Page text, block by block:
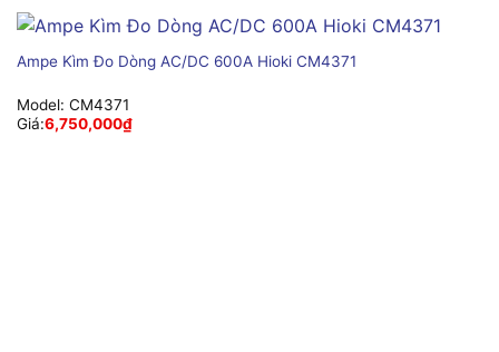
Ampe Kìm Đo Dòng AC/DC 600A Hioki CM4371
Model: CM4371
Giá:6,750,000₫